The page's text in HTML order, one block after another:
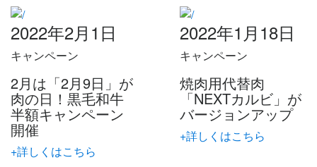
2022年2月1日
キャンペーン
2月は「2月9日」が
肉の日！黒毛和牛
半額キャンペーン
開催
+詳しくはこちら
2022年1月18日
キャンペーン
焼肉用代替肉
「NEXTカルビ」が
バージョンアップ
+詳しくはこちら